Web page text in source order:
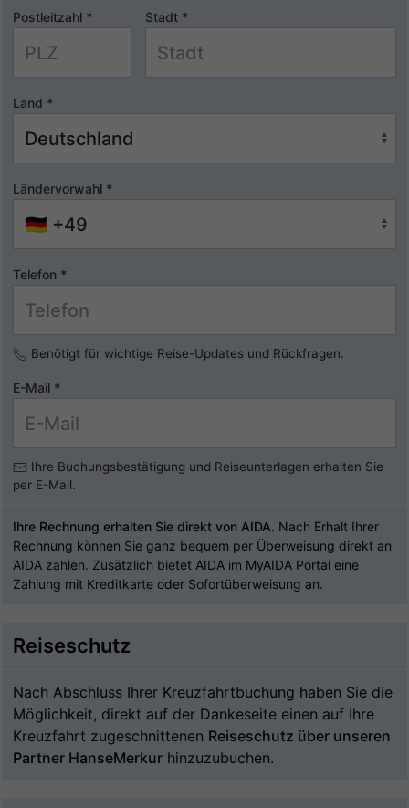
Postleitzahl * Stadt *
Land *
Ländervorwahl *
Telefon *
Benötigt für wichtige Reise-Updates und Rückfragen.
E-Mail *
Ihre Buchungsbestätigung und Reiseunterlagen erhalten Sie
per E-Mail.
Ihre Rechnung erhalten Sie direkt von AIDA. Nach Erhalt Ihrer
Rechnung können Sie ganz bequem per Überweisung direkt an
AIDA zahlen. Zusätzlich bietet AIDA im MyAIDA Portal eine
Zahlung mit Kreditkarte oder Sofortüberweisung an.
Reiseschutz
Nach Abschluss Ihrer Kreuzfahrtbuchung haben Sie die
Möglichkeit, direkt auf der Dankeseite einen auf Ihre
Kreuzfahrt zugeschnittenen Reiseschutz über unseren
Partner HanseMerkur hinzuzubuchen.